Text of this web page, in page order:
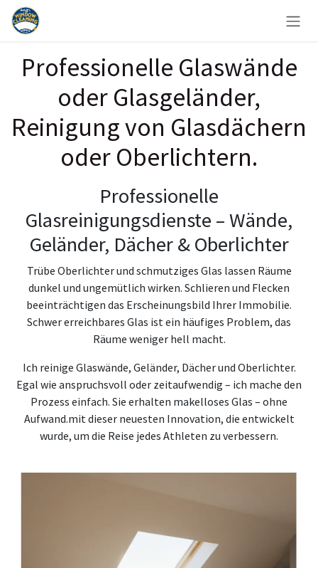
Zum Inhalt springen
Professionelle Glaswände
oder Glasgeländer,
Reinigung von Glasdächern
oder Oberlichtern.
Professionelle
Glasreinigungsdienste – Wände,
Geländer, Dächer & Oberlichter
Trübe Oberlichter und schmutziges Glas lassen Räume
dunkel und ungemütlich wirken. Schlieren und Flecken
beeinträchtigen das Erscheinungsbild Ihrer Immobilie.
Schwer erreichbares Glas ist ein häufiges Problem, das
Räume weniger hell macht.
Ich reinige Glaswände, Geländer, Dächer und Oberlichter.
Egal wie anspruchsvoll oder zeitaufwendig – ich mache den
Prozess einfach. Sie erhalten makelloses Glas – ohne
Aufwand.mit dieser neuesten Innovation, die entwickelt
wurde, um die Reise jedes Athleten zu verbessern.